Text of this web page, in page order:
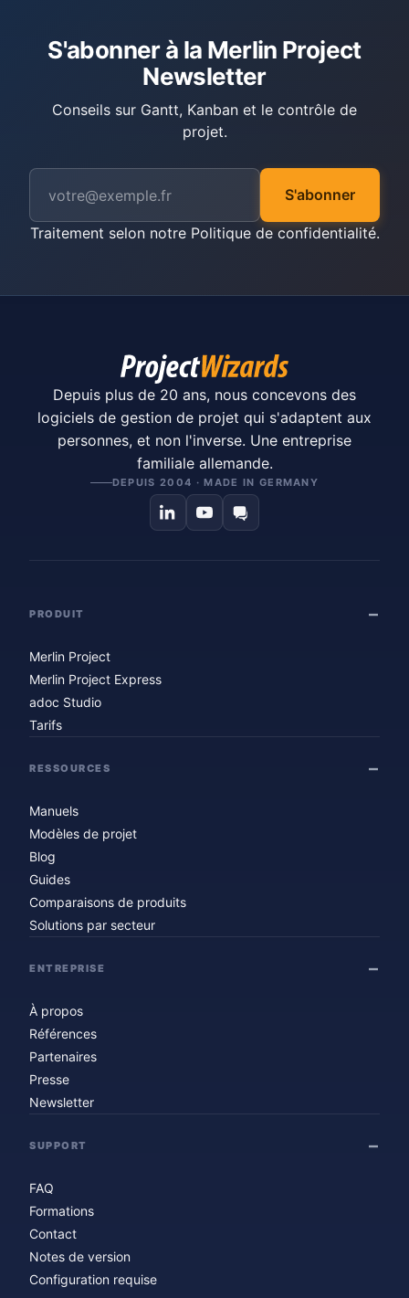
S'abonner à la Merlin Project
Newsletter
Conseils sur Gantt, Kanban et le contrôle de
projet.
S'abonner
Traitement selon notre Politique de confidentialité.
Depuis plus de 20 ans, nous concevons des
logiciels de gestion de projet qui s'adaptent aux
personnes, et non l'inverse. Une entreprise
familiale allemande.
DEPUIS 2004 · MADE IN GERMANY
PRODUIT
Merlin Project
Merlin Project Express
adoc Studio
Tarifs
RESSOURCES
Manuels
Modèles de projet
Blog
Guides
Comparaisons de produits
Solutions par secteur
ENTREPRISE
À propos
Références
Partenaires
Presse
Newsletter
SUPPORT
FAQ
Formations
Contact
Notes de version
Configuration requise